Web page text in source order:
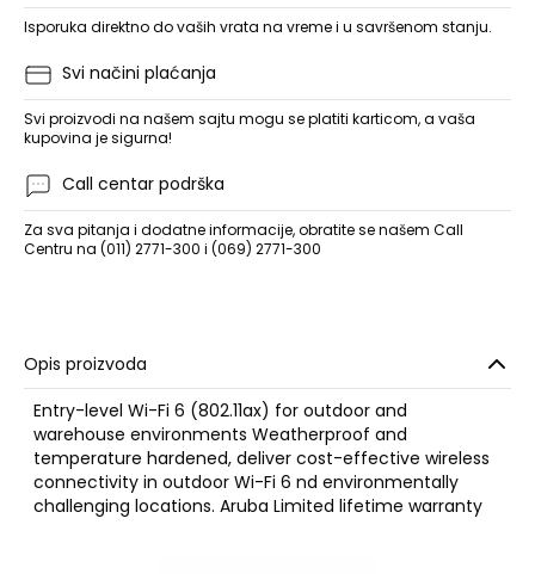
Isporuka direktno do vaših vrata na vreme i u savršenom stanju.
Svi načini plaćanja
Svi proizvodi na našem sajtu mogu se platiti karticom, a vaša
kupovina je sigurna!
Call centar podrška
Za sva pitanja i dodatne informacije, obratite se našem Call
Centru na (011) 2771-300 i (069) 2771-300
Opis proizvoda
Entry-level Wi-Fi 6 (802.11ax) for outdoor and
warehouse environments Weatherproof and
temperature hardened, deliver cost-effective wireless
connectivity in outdoor Wi-Fi 6 nd environmentally
challenging locations. Aruba Limited lifetime warranty